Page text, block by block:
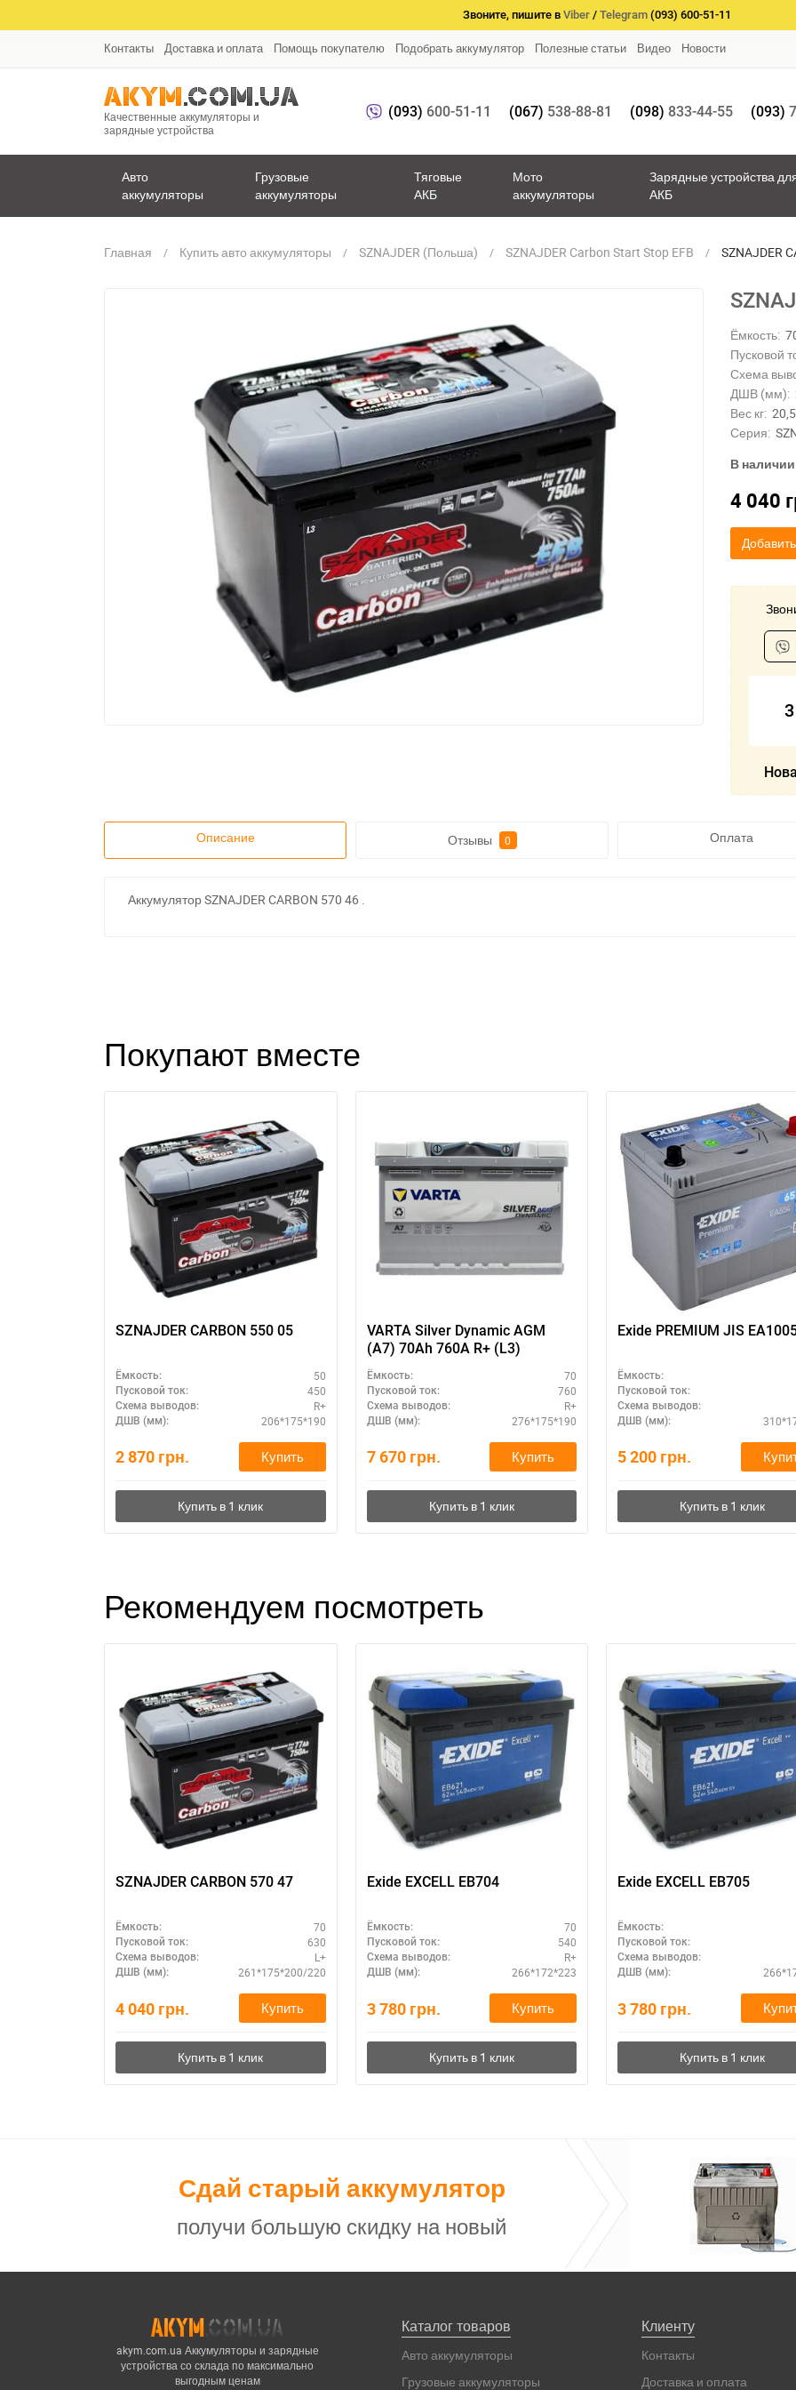
Звоните, пишите в Viber / Telegram (093) 600-51-11
Контакты Доставка и оплата Помощь покупателю Подобрать аккумулятор Полезные статьи Видео Новости
Качественные аккумуляторы и
зарядные устройства
(093) 600-51-11 (067) 538-88-81 (098) 833-44-55 (093)
Авто
аккумуляторы
Грузовые
аккумуляторы
Тяговые
АКБ
Мото
аккумуляторы
Зарядные устройства
АКБ
Главная Купить авто аккумуляторы SZNAJDER (Польша) SZNAJDER Carbon Start Stop EFB SZNAJDER
Ёмкость:
Пусковой
Схема
ДШВ (мм):
Вес кг: 20,5
Серия:
В наличии
4 040
Описание Отзывы 0 Оплата
Аккумулятор SZNAJDER CARBON 570 46 .
Покупают вместе
SZNAJDER CARBON 550 05
Ёмкость: 50
Пусковой ток: 450
Схема выводов: R+
ДШВ (мм): 206*175*190
2 870 грн. Купить
VARTA Silver Dynamic AGM
(A7) 70Ah 760А R+ (L3)
Ёмкость: 70
Пусковой ток: 760
Схема выводов: R+
ДШВ (мм): 276*175*190
7 670 грн. Купить
Exide PREMIUM JIS
Ёмкость:
Пусковой ток:
Схема выводов:
ДШВ (мм):
5 200 грн.
Рекомендуем посмотреть
SZNAJDER CARBON 570 47
Ёмкость: 70
Пусковой ток: 630
Схема выводов: L+
ДШВ (мм): 261*175*200/220
4 040 грн. Купить
Exide EXCELL EB704
Ёмкость: 70
Пусковой ток: 540
Схема выводов: R+
ДШВ (мм): 266*172*223
3 780 грн. Купить
Exide EXCELL EB705
Ёмкость:
Пусковой ток:
Схема выводов:
ДШВ (мм):
3 780 грн.
Сдай старый аккумулятор
получи большую скидку на новый
akym.com.ua Аккумуляторы и зарядные
устройства со склада по максимально
выгодным ценам
Каталог товаров
Авто аккумуляторы
Грузовые аккумуляторы
Клиенту
Контакты
Доставка и оплата
При отсутствии связи - пишите, звоните в Viber / Telegram (093) 600-
Написать в Telegram